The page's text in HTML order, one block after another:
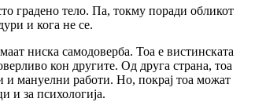
градено тело. Па, токму поради обликот
и кога не се.
ниска самодоверба. Тоа е вистинската
кон другите. Од друга страна, тоа
и мануелни работи. Но, покрај тоа можат
и за психологија.